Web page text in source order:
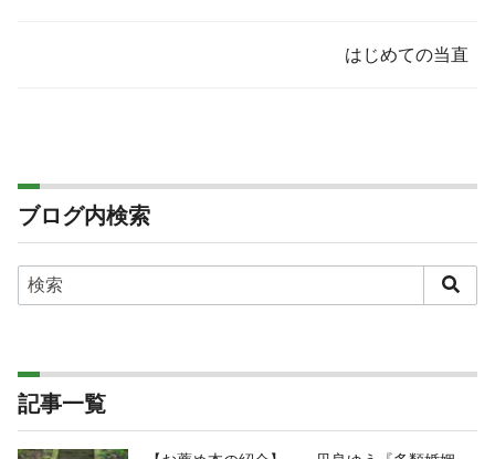
はじめての当直
ブログ内検索
記事一覧